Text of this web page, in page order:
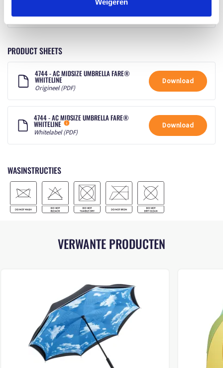
Weigeren
PRODUCT SHEETS
4744 - AC MIDSIZE UMBRELLA FARE®
WHITELINE
Origineel (PDF)
Download
4744 - AC MIDSIZE UMBRELLA FARE®
WHITELINE
Whitelabel (PDF)
Download
WASINSTRUCTIES
VERWANTE PRODUCTEN